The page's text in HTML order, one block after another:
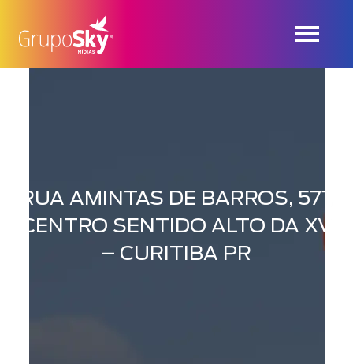
RUA AMINTAS DE BARROS, 571,
CENTRO SENTIDO ALTO DA XV
– CURITIBA PR